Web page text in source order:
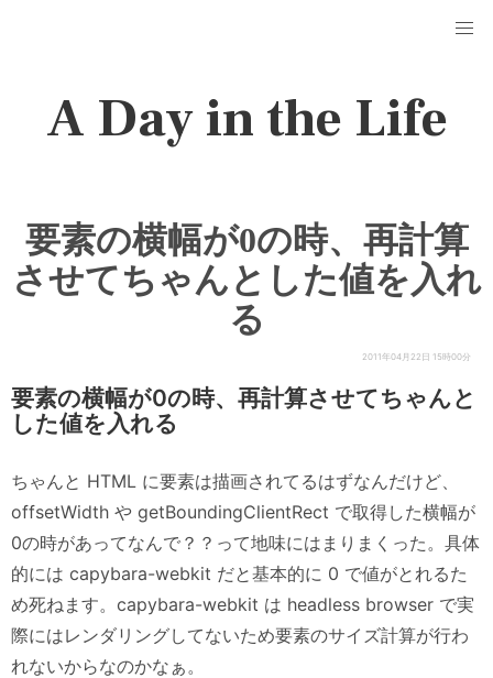
A Day in the Life
要素の横幅が0の時、再計算
させてちゃんとした値を入れ
る
2011年04月22日 15時00分
要素の横幅が0の時、再計算させてちゃんと
した値を入れる
ちゃんと HTML に要素は描画されてるはずなんだけど、
offsetWidth や getBoundingClientRect で取得した横幅が
0の時があってなんで？？って地味にはまりまくった。具体
的には capybara-webkit だと基本的に 0 で値がとれるた
め死ねます。capybara-webkit は headless browser で実
際にはレンダリングしてないため要素のサイズ計算が行わ
れないからなのかなぁ。